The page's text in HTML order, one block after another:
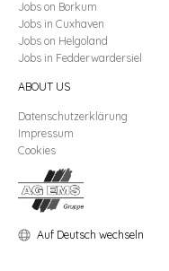
Auf Deutsch wechseln
Jobs on Borkum
Jobs in Cuxhaven
Jobs on Helgoland
Jobs in Fedderwardersiel
ABOUT US
Datenschutzerklärung
Impressum
Cookies